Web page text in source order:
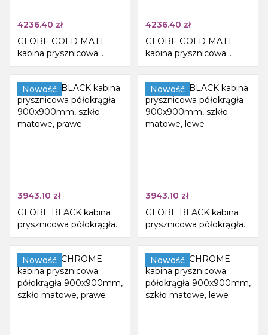
4236.40 zł
GLOBE GOLD MATT
kabina prysznicowa
półokrągła 900x900mm,
szkło matowe, prawe
4236.40 zł
GLOBE GOLD MATT
kabina prysznicowa
półokrągła 900x900mm,
szkło matowe, lewe
Nowość
3943.10 zł
GLOBE BLACK kabina
prysznicowa półokrągła
900x900mm, szkło
matowe, prawe
Nowość
3943.10 zł
GLOBE BLACK kabina
prysznicowa półokrągła
900x900mm, szkło
matowe, lewe
Nowość
Nowość